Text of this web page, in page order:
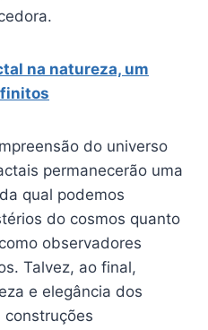
na natureza, um
do universo
permanecerão uma
qual podemos
do cosmos quanto
observadores
Talvez, ao final,
e elegância dos